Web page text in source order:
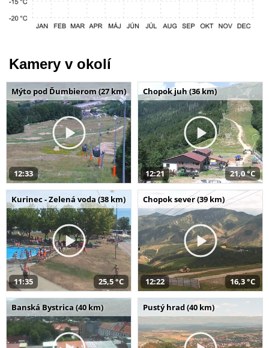
Kamery v okolí
Mýto pod Ďumbierom (27 km)
12:33
Chopok juh (36 km)
12:21 21,0 °C
Kurinec - Zelená voda (38 km)
11:35 25,5 °C
Chopok sever (39 km)
12:22 16,3 °C
Banská Bystrica (40 km) Pustý hrad (40 km)